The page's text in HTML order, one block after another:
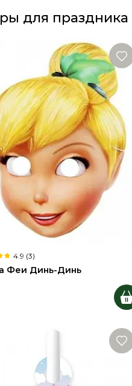
для
4.9 (3)
Феи Динь-Динь